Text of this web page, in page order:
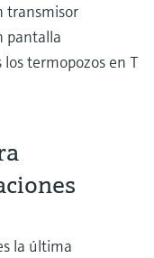
transmisor
pantalla
termopozos en T
la última